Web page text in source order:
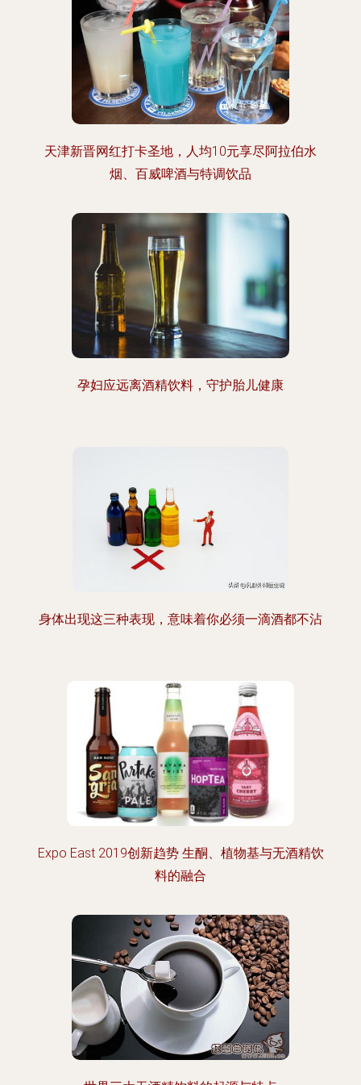
天津新晋网红打卡圣地，人均10元享尽阿拉伯水
烟、百威啤酒与特调饮品
孕妇应远离酒精饮料，守护胎儿健康
身体出现这三种表现，意味着你必须一滴酒都不沾
Expo East 2019创新趋势 生酮、植物基与无酒精饮
料的融合